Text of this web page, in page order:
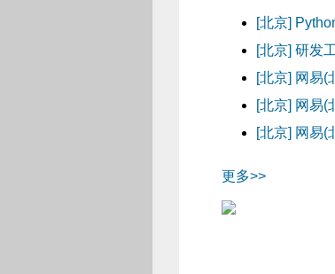
[北京]
[北京] 研发
[北京] 网易(
[北京] 网易(
[北京] 网易(
更多>>